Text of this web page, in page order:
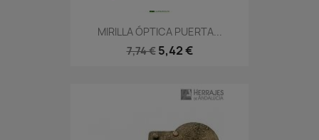
MIRILLA ÓPTICA PUERTA...
7,74 € 5,42 €